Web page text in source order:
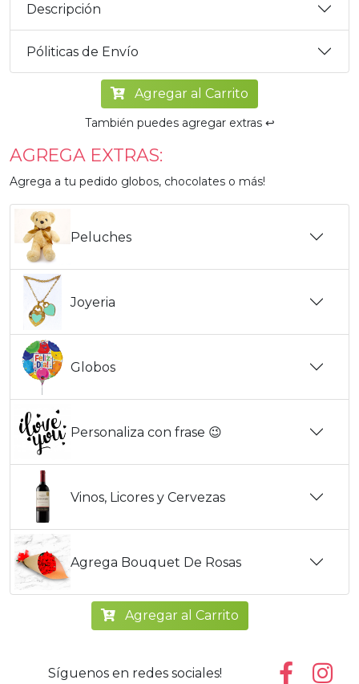
Descripción
Póliticas de Envío
Agregar al Carrito
También puedes agregar extras ↩️
AGREGA EXTRAS:
Agrega a tu pedido globos, chocolates o más!
Peluches
Joyeria
Globos
Personaliza con frase 😉
Vinos, Licores y Cervezas
Agrega Bouquet De Rosas
Agregar al Carrito
Síguenos en redes sociales!